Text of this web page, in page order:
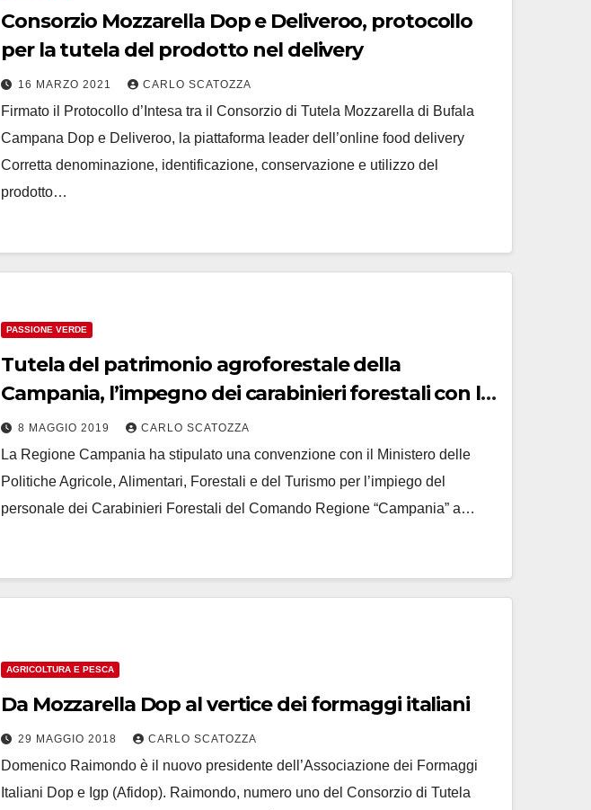
Consorzio Mozzarella Dop e Deliveroo, protocollo
per la tutela del prodotto nel delivery
16 MARZO 2021 CARLO SCATOZZA
Firmato il Protocollo d’Intesa tra il Consorzio di Tutela Mozzarella di Bufala
Campana Dop e Deliveroo, la piattaforma leader dell’online food delivery
Corretta denominazione, identificazione, conservazione e utilizzo del
prodotto…
PASSIONE VERDE
Tutela del patrimonio agroforestale della
Campania, l’impegno dei carabinieri forestali con la
Regione
8 MAGGIO 2019 CARLO SCATOZZA
La Regione Campania ha stipulato una convenzione con il Ministero delle
Politiche Agricole, Alimentari, Forestali e del Turismo per l’impiego del
personale dei Carabinieri Forestali del Comando Regione “Campania” a…
AGRICOLTURA E PESCA
Da Mozzarella Dop al vertice dei formaggi italiani
29 MAGGIO 2018 CARLO SCATOZZA
Domenico Raimondo è il nuovo presidente dell’Associazione dei Formaggi
Italiani Dop e Igp (Afidop). Raimondo, numero uno del Consorzio di Tutela